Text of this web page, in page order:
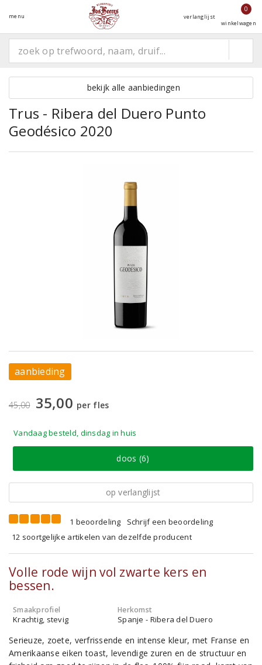
menu verlanglijst
0
winkelwagen
bekijk alle aanbiedingen
Trus - Ribera del Duero Punto
Geodésico 2020
aanbieding
45,00 35,00 per fles
Vandaag besteld, dinsdag in huis
doos (6)
op verlanglijst
1 beoordeling
Schrijf een beoordeling
12 soortgelijke artikelen van dezelfde producent
Volle rode wijn vol zwarte kers en
bessen.
Smaakprofiel
Krachtig, stevig
Herkomst
Spanje - Ribera del Duero
Serieuze, zoete, verfrissende en intense kleur, met Franse en
Amerikaanse eiken toast, levendige zuren en de structuur en